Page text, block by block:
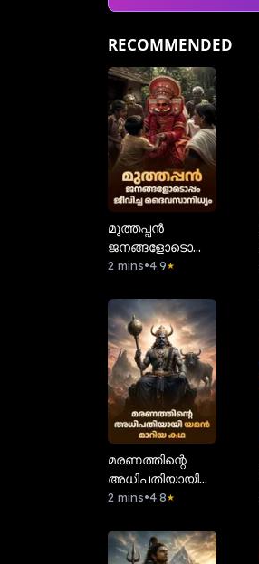
RECOMMENDED
മുത്തപ്പൻ
ജനങ്ങളോടൊപ്പം
ജീവിച്ച
2 mins•4.9★
മരണത്തിന്റെ
അധിപതിയായി
യമൻ മാറിയ കഥ
2 mins•4.8★